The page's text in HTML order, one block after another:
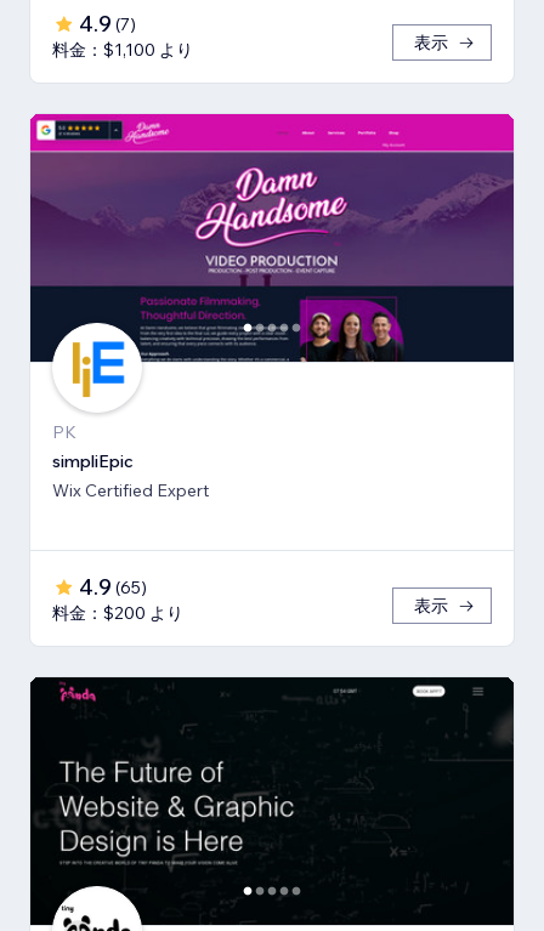
4.9 (7)
料金：$1,100 より
表示
PK
simpliEpic
Wix Certified Expert
4.9 (65)
料金：$200 より
表示